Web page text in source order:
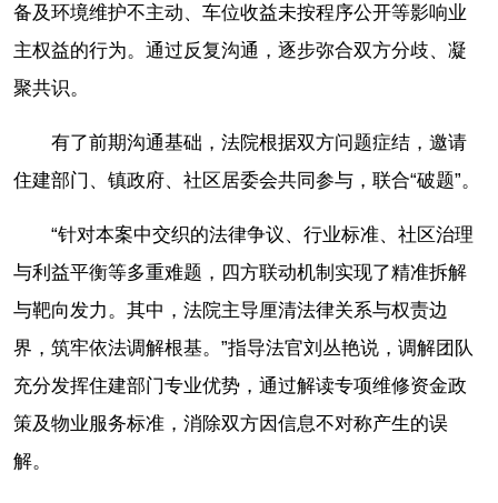
备及环境维护不主动、车位收益未按程序公开等影响业
主权益的行为。通过反复沟通，逐步弥合双方分歧、凝
聚共识。
有了前期沟通基础，法院根据双方问题症结，邀请
住建部门、镇政府、社区居委会共同参与，联合“破题”。
“针对本案中交织的法律争议、行业标准、社区治理
与利益平衡等多重难题，四方联动机制实现了精准拆解
与靶向发力。其中，法院主导厘清法律关系与权责边
界，筑牢依法调解根基。”指导法官刘丛艳说，调解团队
充分发挥住建部门专业优势，通过解读专项维修资金政
策及物业服务标准，消除双方因信息不对称产生的误
解。